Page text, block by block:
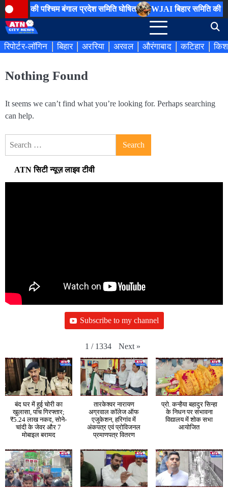
Skip
to
content
की पश्चिम बंगाल प्रदेश समिति घोषित WJAI बिहार समिति की
रिपोर्टर-लॉगिन बिहार अररिया अरवल औरंगाबाद कटिहार
Nothing Found
It seems we can’t find what you’re looking for. Perhaps searching
can help.
ATN सिटी न्यूज़ लाइव टीवी
Subscribe to my channel
1 / 1334 Next »
बंद घर में हुई चोरी का
खुलासा, पांच गिरफ्तार;
₹5.24 लाख नकद, सोने-
चांदी के जेवर और 7
मोबाइल बरामद
तारकेश्वर नारायण
अग्रवाल कॉलेज ऑफ
एजुकेशन, हरिगांव में
अंकपत्र एवं प्रोविजनल
प्रमाणपत्र वितरण
प्रो. कन्हैया बहादुर सिन्हा
के निधन पर संभावना
विद्यालय में शोक सभा
आयोजित